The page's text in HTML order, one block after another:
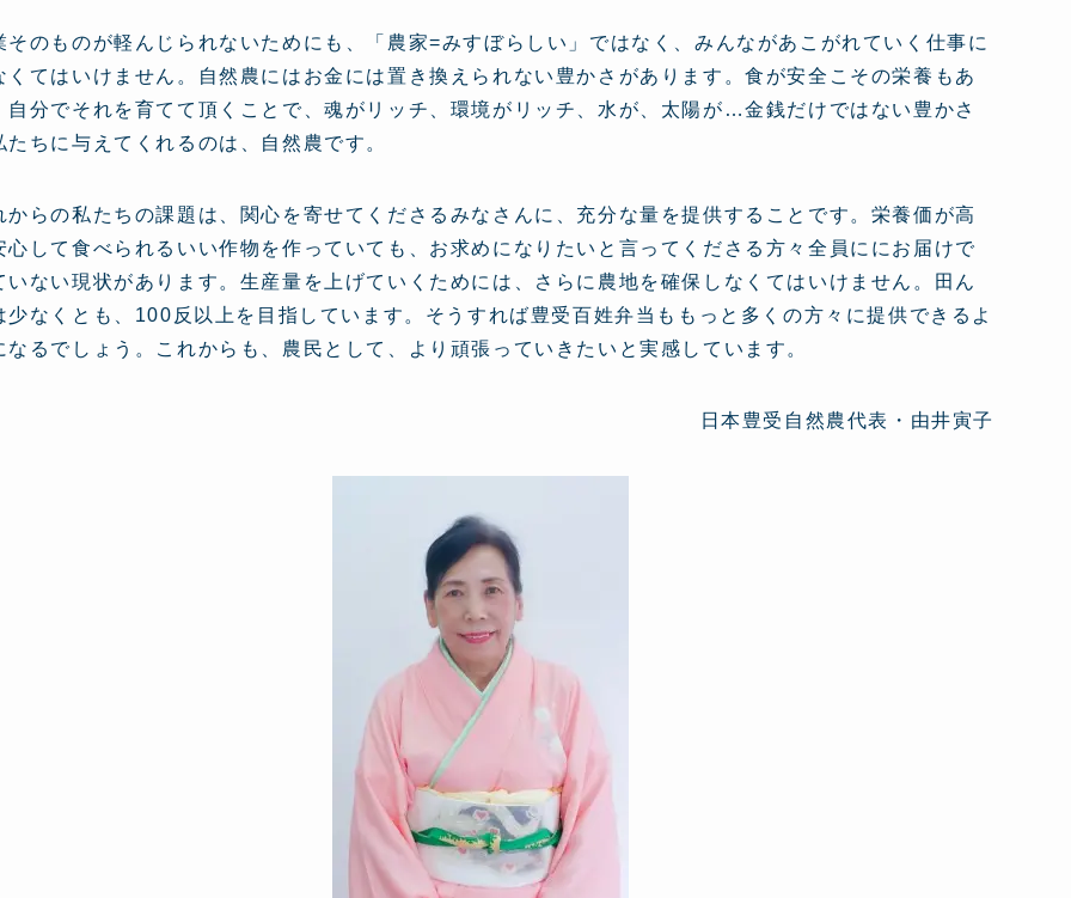
そのものが軽んじられないためにも、「農家=みすぼらしい」ではなく、みんながあこがれていく仕事に
くてはいけません。自然農にはお金には置き換えられない豊かさがあります。食が安全こその栄養もあ
自分でそれを育てて頂くことで、魂がリッチ、環境がリッチ、水が、太陽が…金銭だけではない豊かさ
たちに与えてくれるのは、自然農です。
からの私たちの課題は、関心を寄せてくださるみなさんに、充分な量を提供することです。栄養価が高
心して食べられるいい作物を作っていても、お求めになりたいと言ってくださる方々全員ににお届けで
いない現状があります。生産量を上げていくためには、さらに農地を確保しなくてはいけません。田ん
少なくとも、100反以上を目指しています。そうすれば豊受百姓弁当ももっと多くの方々に提供できるよ
なるでしょう。これからも、農民として、より頑張っていきたいと実感しています。
日本豊受自然農代表・由井寅子